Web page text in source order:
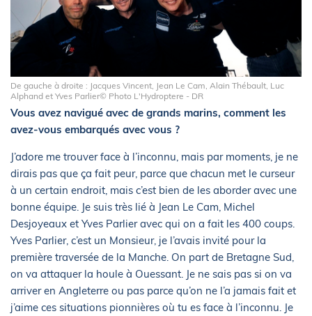
De gauche à droite : Jacques Vincent, Jean Le Cam, Alain Thébault, Luc
Alphand et Yves Parlier© Photo L'Hydroptere - DR
Vous avez navigué avec de grands marins, comment les
avez-vous embarqués avec vous ?
J’adore me trouver face à l’inconnu, mais par moments, je ne
dirais pas que ça fait peur, parce que chacun met le curseur
à un certain endroit, mais c’est bien de les aborder avec une
bonne équipe. Je suis très lié à Jean Le Cam, Michel
Desjoyeaux et Yves Parlier avec qui on a fait les 400 coups.
Yves Parlier, c’est un Monsieur, je l’avais invité pour la
première traversée de la Manche. On part de Bretagne Sud,
on va attaquer la houle à Ouessant. Je ne sais pas si on va
arriver en Angleterre ou pas parce qu’on ne l’a jamais fait et
j’aime ces situations pionnières où tu es face à l’inconnu. Je